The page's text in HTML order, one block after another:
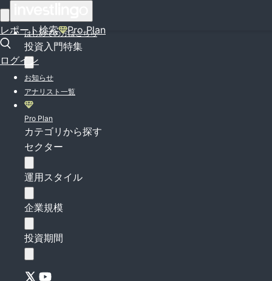
レポート検索 Pro Plan
ログイン
はじめての方はこちら
投資入門特集
お知らせ
アナリスト一覧
Pro Plan
カテゴリから探す
セクター
運用スタイル
企業規模
投資期間